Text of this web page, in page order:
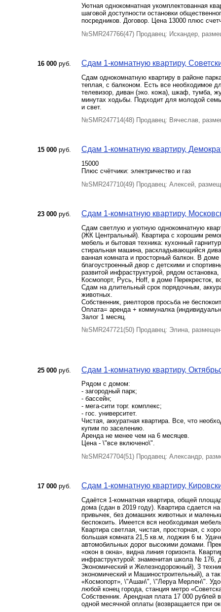
Уютная однокомнатная укомплектованная
шаговой доступности остановки
посредников. Договор. Цена 13000 плюс
№SMR247766(47) Продавец: Искандер,
16 000 руб. Сдам 1-комнатную квартиру,
Сдам однокомнатную квартиру в районе
теплая, с балконом. Есть все необходимое
телевизор, диван (эко. кожа), шкаф, тумба,
минутах ходьбы. Подходит для молодой
и свет.
№SMR247714(48) Продавец: Вячеслав,
15 000 руб. Сдам 1-комнатную квартиру,
15000
Плюс счётчики: электричество и газ
№SMR247710(49) Продавец: Алексей,
23 000 руб. Сдам 1-комнатную квартиру,
Сдам светлую и уютную однокомнатную
(ЖК Центральный). Квартира с хорошим
мебель и бытовая техника: кухонный
стиральная машина, раскладывающийся
ванная комната и просторный балкон. В
благоустроенный двор с детскими и
развитой инфраструктурой, рядом
Космопорт, Русь, Hoff, в доме Перекресток,
Сдам на длительный срок порядочным,
животных.
Собственник, риелторов просьба не
Оплата= аренда + коммуналка
Залог 1 месяц.
№SMR247721(50) Продавец: Элина,
25 000 руб. Сдам 1-комнатную квартиру,
Рядом с домом:
- загородный парк;
- бассейн;
- мега-сити торг. комплекс;
- гос. университет.
Чистая, аккуратная квартира. Все, что
купим по заселению.
Аренда не менее чем на 6 месяцев.
Цена - \"все включено\".
№SMR247704(51) Продавец: Александр,
17 000 руб. Сдам 1-комнатную квартиру,
Сдаётся 1-комнатная квартира, общей
дома (сдан в 2019 году). Квартира сдается
привычек, без домашних животных и
беспокоить. Имеется вся необходимая
Квартира светлая, чистая, просторная, с
большая комната 21,5 кв.м, лоджия 6 м.
автомобильных дорог высокими домами.
«окон в окна», видна линия горизонта.
инфраструктурой: знаменитая школа № 176,
Экономический и Железнодорожный), 3
экономический и Машиностроительный), а
«Космопорт», \"Ашан\", \"Леруа Мерлен\".
любой конец города, станция метро
Собственник. Арендная плата 17 000 рублей
одной месячной оплаты (возвращается при